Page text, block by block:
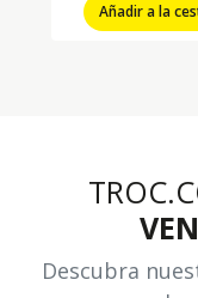
Añadir a la
Descubra